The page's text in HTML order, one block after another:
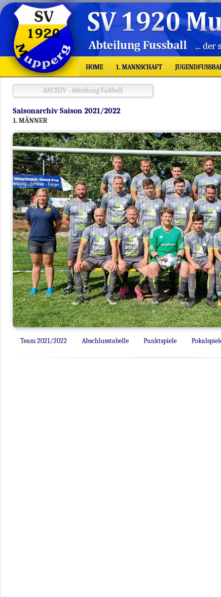
HOME 1. MANNSCHAFT
ARCHIV - Abteilung Fußball
Saisonarchiv Saison 2021/2022
1. MÄNNER
Team 2021/2022 Abschlusstabelle Punktspiele